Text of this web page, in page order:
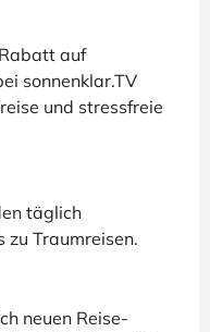
auf
sonnenklar.TV
und stressfreie
täglich
zu Traumreisen.
neuen Reise-